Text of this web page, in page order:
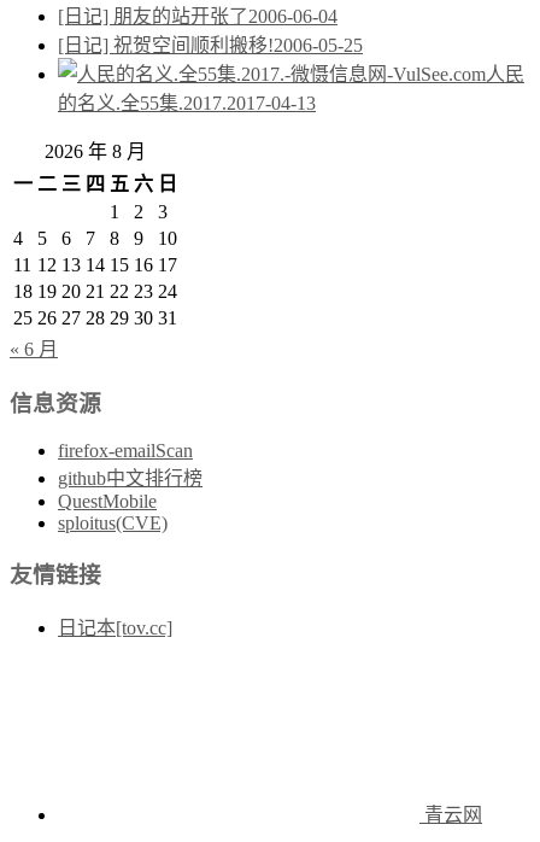
[日记] 朋友的站开张了2006-06-04
[日记] 祝贺空间顺利搬移!2006-05-25
人民
的名义.全55集.2017.2017-04-13
2026 年 8 月
一 二 三 四 五 六 日
1
2
3
4
5 6 7 8 9
10
11 12 13 14 15 16 17
18 19 20 21 22 23 24
25 26 27 28 29 30 31
« 6 月
信息资源
firefox-emailScan
github中文排行榜
QuestMobile
sploitus(CVE)
友情链接
日记本[tov.cc]
青云网